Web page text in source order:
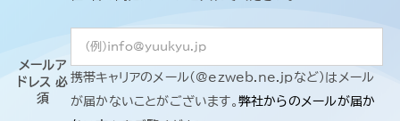
悠久の風会員
メールア
ドレス必
須
携帯キャリアのメール(@ezweb.ne.jpなど)はメール
が届かないことがございます。 弊社からのメールが届か